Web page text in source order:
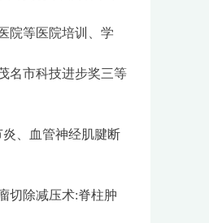
院等医院培训、学
名市科技进步奖三等
、血管神经肌腱断
切除减压术:脊柱肿